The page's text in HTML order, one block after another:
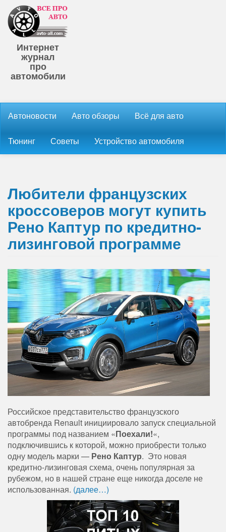
Интернет
журнал
про
автомобили
Автоновости Авто обзоры Всё для авто
Тюнинг Советы Устройство автомобиля
Любители французских
кроссоверов могут купить
Рено Каптур по кредитно-
лизинговой программе
Российское представительство французского
автобренда Renault инициировало запуск специальной
программы под названием «Поехали!«,
подключившись к которой, можно приобрести только
одну модель марки — Рено Каптур. Это новая
кредитно-лизинговая схема, очень популярная за
рубежом, но в нашей стране еще никогда доселе не
использованная. (далее…)